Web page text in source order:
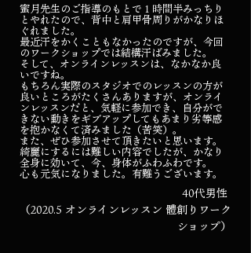
蜜月先生のご指導のもとで１時間半みっちり
とやれたので、背中と肩甲骨周りがかなりほ
ぐれました。
最近汗をかくこともなかったのですが、今回
のワークショップでは結構汗ばみました。
そして、オンラインレッスンは、なかなか良
いですね。
もちろん実際のスタジオでのレッスンの方が
良いところがたくさんありますが、オンライ
ンレッスンだと、気軽に参加でき、自分がで
きない動きをギブアップしてもあまり劣等感
を抱かなくて済みました（苦笑）。
また、ぜひ参加させて頂きたいと思います。
綺麗にするには難しい内容でしたが、かなり
全身に効いて、今、身体がふわふわです。
心も元気になりました。有難うございます。
40代男性
（2020.5 オンラインレッスン 體創りワーク
ショップ）